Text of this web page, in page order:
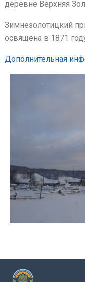
деревне Верхняя
Зимнезолотицкий
освящена в 1871
Дополнительная